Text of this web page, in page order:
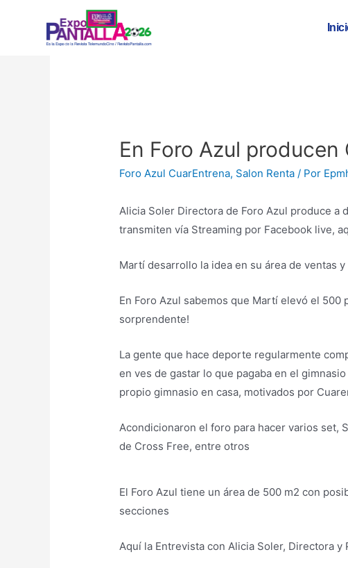
En Foro Azul
Foro Azul CuarEntrena, Salon Renta / Por
Alicia Soler Directora de Foro Azul produce a
transmiten vía Streaming por Facebook live,
Martí desarrollo la idea en su área de ventas
En Foro Azul sabemos que Martí elevó el 500
sorprendente!
La gente que hace deporte regularmente
en ves de gastar lo que pagaba en el
propio gimnasio en casa, motivados por
Acondicionaron el foro para hacer varios set,
de Cross Free, entre otros
El Foro Azul tiene un área de 500 m2 con
secciones
Aquí la Entrevista con Alicia Soler, Directora y